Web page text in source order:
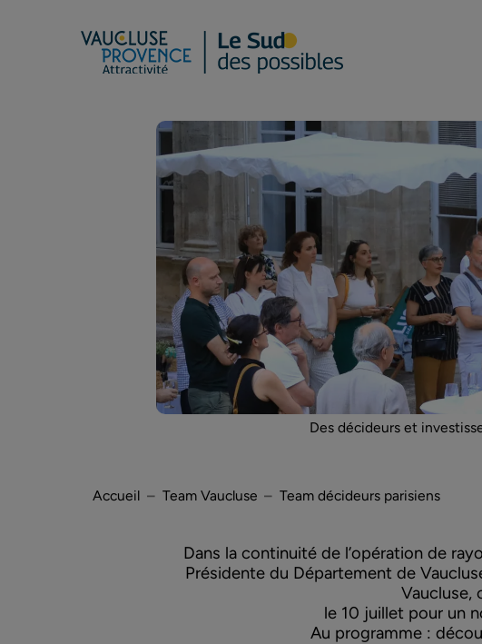
Des décideurs et
Accueil Team Vaucluse Team décideurs parisiens
Dans la continuité de l’opération de
Présidente du Département de
Vaucluse,
le 10 juillet pour un
Au programme :